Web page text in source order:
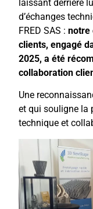
laissant derrière
d’échanges
FRED SAS :notre
clients, engagé
2025, a été
collaboration
Une
et qui souligne la
technique et